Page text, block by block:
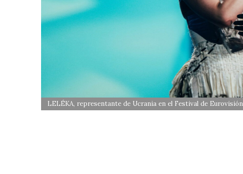
LELÉKA, representante de Ucrania en el Festival de